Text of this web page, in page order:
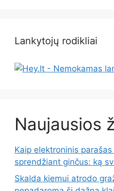
Lankytojų rodikliai
Naujausios
Kaip elektroninis
sprendžiant ginčus: ką
Skalda kiemui atrodo